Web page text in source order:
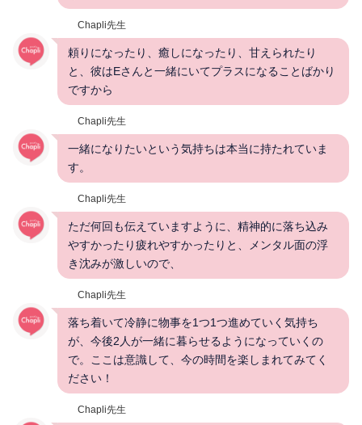
Chapli先生
頼りになったり、癒しになったり、甘えられたり
と、彼はEさんと一緒にいてプラスになることばかり
ですから
Chapli先生
一緒になりたいという気持ちは本当に持たれていま
す。
Chapli先生
ただ何回も伝えていますように、精神的に落ち込み
やすかったり疲れやすかったりと、メンタル面の浮
き沈みが激しいので、
Chapli先生
落ち着いて冷静に物事を1つ1つ進めていく気持ち
が、今後2人が一緒に暮らせるようになっていくの
で。ここは意識して、今の時間を楽しまれてみてく
ださい！
Chapli先生